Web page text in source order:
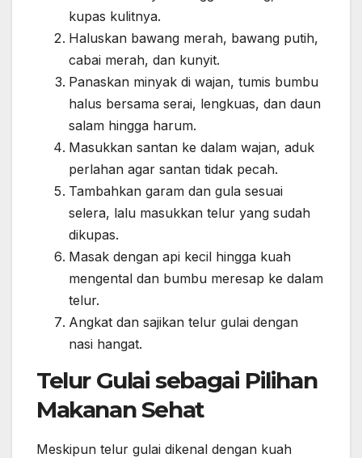
kupas kulitnya.
Haluskan bawang merah, bawang putih,
cabai merah, dan kunyit.
Panaskan minyak di wajan, tumis bumbu
halus bersama serai, lengkuas, dan daun
salam hingga harum.
Masukkan santan ke dalam wajan, aduk
perlahan agar santan tidak pecah.
Tambahkan garam dan gula sesuai
selera, lalu masukkan telur yang sudah
dikupas.
Masak dengan api kecil hingga kuah
mengental dan bumbu meresap ke dalam
telur.
Angkat dan sajikan telur gulai dengan
nasi hangat.
Telur Gulai sebagai Pilihan
Makanan Sehat
Meskipun telur gulai dikenal dengan kuah